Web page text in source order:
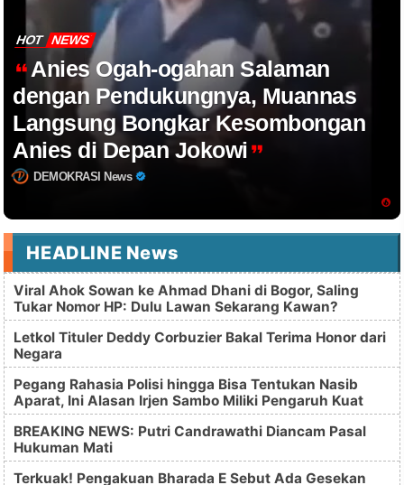
HOT NEWS
Anies Ogah-ogahan Salaman
dengan Pendukungnya, Muannas
Langsung Bongkar Kesombongan
Anies di Depan Jokowi
DEMOKRASI News
HEADLINE News
Viral Ahok Sowan ke Ahmad Dhani di Bogor, Saling
Tukar Nomor HP: Dulu Lawan Sekarang Kawan?
Letkol Tituler Deddy Corbuzier Bakal Terima Honor dari
Negara
Pegang Rahasia Polisi hingga Bisa Tentukan Nasib
Aparat, Ini Alasan Irjen Sambo Miliki Pengaruh Kuat
BREAKING NEWS: Putri Candrawathi Diancam Pasal
Hukuman Mati
Terkuak! Pengakuan Bharada E Sebut Ada Gesekan